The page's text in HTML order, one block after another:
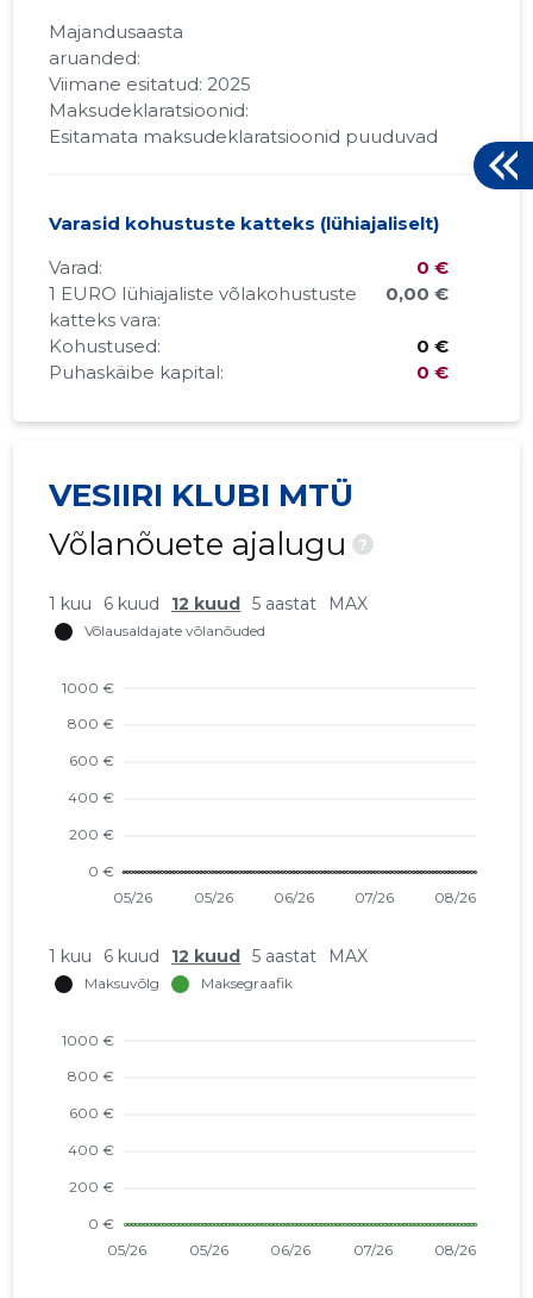
Majandusaasta
aruanded:
Viimane esitatud: 2025
Maksudeklaratsioonid:
Esitamata maksudeklaratsioonid puuduvad
Varasid kohustuste katteks (lühiajaliselt)
Varad:
0 €
1 EURO lühiajaliste võlakohustuste
katteks vara:
0,00 €
Kohustused:
0 €
Puhaskäibe kapital:
0 €
VESIIRI KLUBI MTÜ
Võlanõuete ajalugu
?
1 kuu 6 kuud 12 kuud 5 aastat MAX
1 kuu 6 kuud 12 kuud 5 aastat MAX